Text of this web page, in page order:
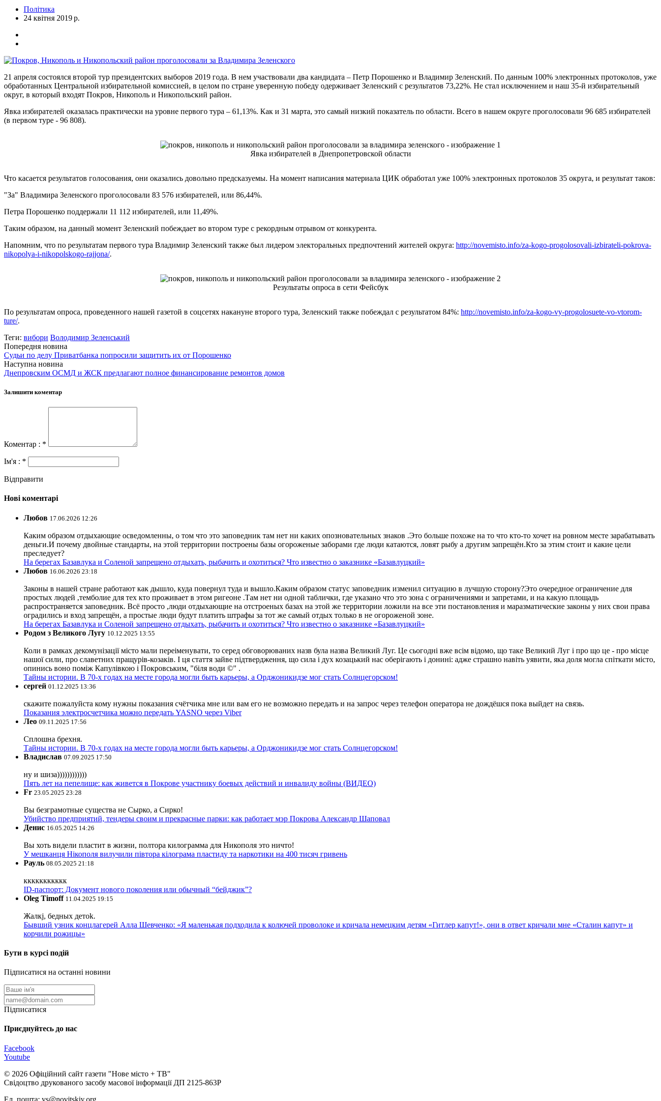
Політика
24 квітня 2019 р.
21 апреля состоялся второй тур президентских выборов 2019 года. В нем участвовали два кандидата – Петр Порошенко и Владимир Зеленский. По данным 100% электронных протоколов, уже
обработанных Центральной избирательной комиссией, в целом по стране уверенную победу одерживает Зеленский с результатов 73,22%. Не стал исключением и наш 35-й избирательный
округ, в который входят Покров, Никополь и Никопольский район.
Явка избирателей оказалась практически на уровне первого тура – 61,13%. Как и 31 марта, это самый низкий показатель по области. Всего в нашем округе проголосовали 96 685 избирателей
(в первом туре - 96 808).
Явка избирателей в Днепропетровской области
Что касается результатов голосования, они оказались довольно предсказуемы. На момент написания материала ЦИК обработал уже 100% электронных протоколов 35 округа, и результат таков:
"За" Владимира Зеленского проголосовали 83 576 избирателей, или 86,44%.
Петра Порошенко поддержали 11 112 избирателей, или 11,49%.
Таким образом, на данный момент Зеленский побеждает во втором туре с рекордным отрывом от конкурента.
Напомним, что по результатам первого тура Владимир Зеленский также был лидером электоральных предпочтений жителей округа: http://novemisto.info/za-kogo-progolosovali-izbirateli-pokrova-
nikopolya-i-nikopolskogo-rajjona/.
Результаты опроса в сети Фейсбук
По результатам опроса, проведенного нашей газетой в соцсетях накануне второго тура, Зеленский также побеждал с результатом 84%: http://novemisto.info/za-kogo-vy-progolosuete-vo-vtorom-
ture/.
Теги: вибори Володимир Зеленський
Попередня новина
Судьи по делу Приватбанка попросили защитить их от Порошенко
Наступна новина
Днепровским ОСМД и ЖСК предлагают полное финансирование ремонтов домов
Залишити коментар
Коментар : *
Ім'я : *
Відправити
Нові коментарі
Любов 17.06.2026 12:26
Каким образом отдыхающие осведомленны, о том что это заповедник там нет ни каких опозновательных знаков .Это больше похоже на то что кто-то хочет на ровном месте зарабатывать
деньги.И почему двойные стандарты, на этой территории построены базы огороженые заборами где люди катаются, ловят рыбу а другим запрещён.Кто за этим стоит и какие цели
преследует?
На берегах Базавлука и Соленой запрещено отдыхать, рыбачить и охотиться? Что известно о заказнике «Базавлуцкий»
Любов 16.06.2026 23:18
Законы в нашей стране работают как дышло, куда повернул туда и вышло.Каким образом статус заповедник изменил ситуацию в лучшую сторону?Это очередное ограничение для
простых людей ,темболие для тех кто проживает в этом ригеоне .Там нет ни одной таблички, где указано что это зона с ограничениями и запретами, и на какую площадь
распространяется заповедник. Всё просто ,люди отдыхающие на отстроеных базах на этой же территории ложили на все эти постановления и маразматические законы у них свои права
оградились и вход запрещён, а простые люди будут платить штрафы за тот же самый отдых только в не огороженой зоне.
На берегах Базавлука и Соленой запрещено отдыхать, рыбачить и охотиться? Что известно о заказнике «Базавлуцкий»
Родом з Великого Лугу 10.12.2025 13:55
Коли в рамках декомунізації місто мали переіменувати, то серед обговорюваних назв була назва Великий Луг. Це сьогодні вже всім відомо, що таке Великий Луг і про що це - про місце
нашої сили, про славетних пращурів-козаків. І ця стаття зайве підтвердження, що сила і дух козацький нас оберігають і донині: адже страшно навіть уявити, яка доля могла спіткати місто,
опинись воно поміж Капулівкою і Покровським, "біля води ©" .
Тайны истории. В 70-х годах на месте города могли быть карьеры, а Орджоникидзе мог стать Солнцегорском!
сергей 01.12.2025 13:36
скажите пожалуйста кому нужны показания счётчика мне или вам его не возможно передать и на запрос через телефон оператора не дождёшся пока выйдет на связь.
Показания электросчетчика можно передать YASNO через Viber
Лео 09.11.2025 17:56
Сплошна брехня.
Тайны истории. В 70-х годах на месте города могли быть карьеры, а Орджоникидзе мог стать Солнцегорском!
Владислав 07.09.2025 17:50
ну и шиза))))))))))))
Пять лет на пепелище: как живется в Покрове участнику боевых действий и инвалиду войны (ВИДЕО)
Fr 23.05.2025 23:28
Вы безграмотные существа не Сырко, а Сирко!
Убийство предприятий, тендеры своим и прекрасные парки: как работает мэр Покрова Александр Шаповал
Денис 16.05.2025 14:26
Вы хоть видели пластит в жизни, полтора килограмма для Никополя это ничто!
У мешканця Нікополя вилучили півтора кілограма пластиду та наркотики на 400 тисяч гривень
Рауль 08.05.2025 21:18
ккккккккккк
ID-паспорт: Документ нового поколения или обычный “бейджик”?
Oleg Timoff 11.04.2025 19:15
Жалкj, бедных детok.
Бывший узник концлагерей Алла Шевченко: «Я маленькая подходила к колючей проволоке и кричала немецким детям «Гитлер капут!», они в ответ кричали мне «Сталин капут» и
корчили рожицы»
Бути в курсі подій
Підписатися на останні новини
Підписатися
Приєднуйтесь до нас
Facebook
Youtube
© 2026 Офіційний сайт газети "Нове мiсто + ТВ"
Свідоцтво друкованого засобу масової інформації ДП 2125-863Р
Ел. пошта: vs@novitskiy.org